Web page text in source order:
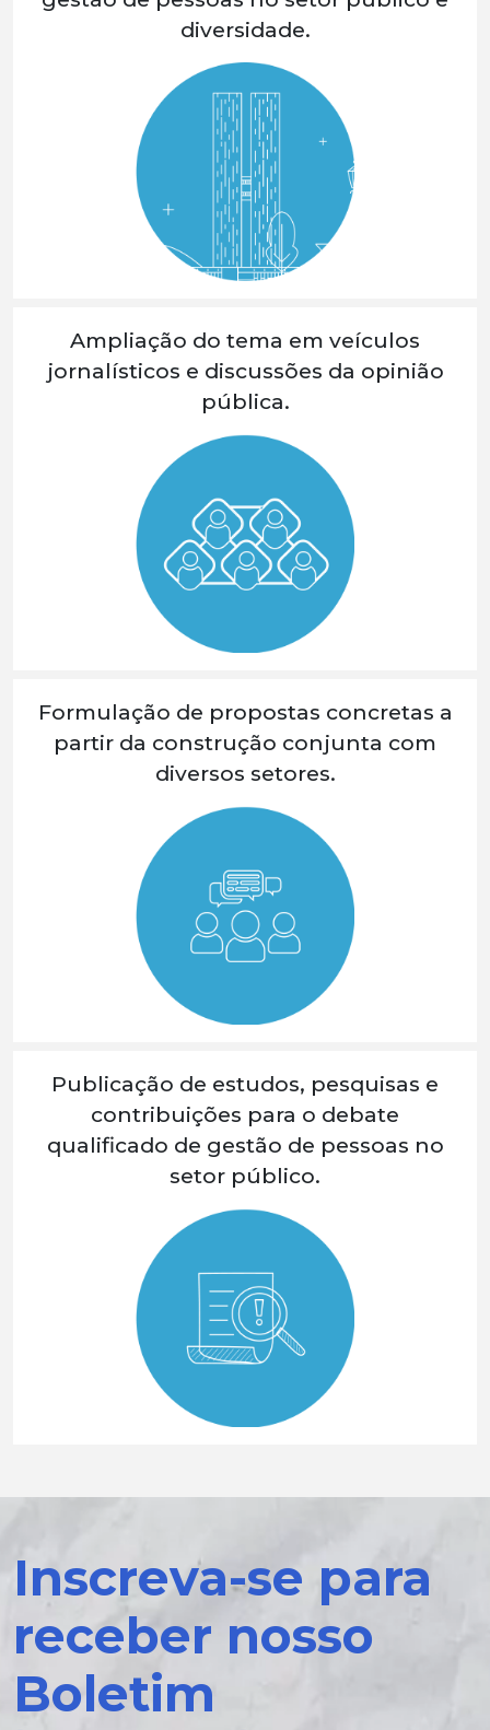
diversidade.
Ampliação do tema em veículos
jornalísticos e discussões da opinião
pública.
Formulação de propostas concretas a
partir da construção conjunta com
diversos setores.
Publicação de estudos, pesquisas e
contribuições para o debate
qualificado de gestão de pessoas no
setor público.
Inscreva-se para
receber nosso
Boletim